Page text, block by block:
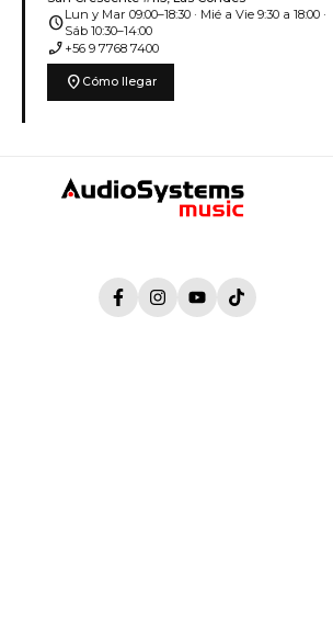
scheduleLun y Mar 09:00–18:30 · Mié a Vie 9:30 a 18:00 ·
Sáb 10:30–14:00
phone_enabled +56 9 7768 7400
location_on Cómo llegar
FacebookInstagramYouTubeTikTok